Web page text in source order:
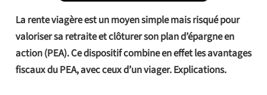
La rente viagère est un moyen simple mais risqué pour
valoriser sa retraite et clôturer son plan d’épargne en
action (PEA). Ce dispositif combine en effet les avantages
fiscaux du PEA, avec ceux d’un viager. Explications.